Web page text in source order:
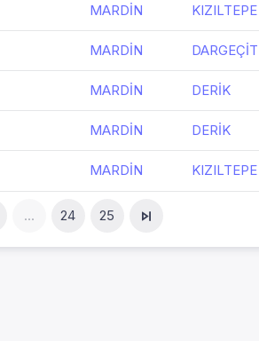
MARDİN KIZILTEPE
MARDİN DARGEÇİT
MARDİN DERİK
MARDİN DERİK
MARDİN KIZILTEPE
... 24 25